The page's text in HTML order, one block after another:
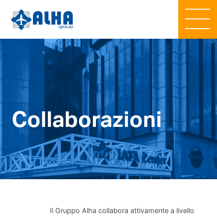
Collaborazioni
Il Gruppo Alha collabora attivamente a livello